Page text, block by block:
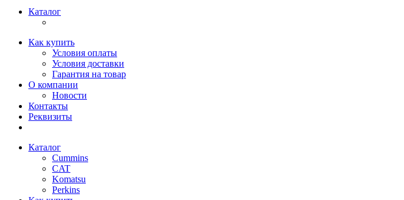
Каталог
Как купить
Условия оплаты
Условия доставки
Гарантия на товар
О компании
Новости
Контакты
Реквизиты
Каталог
Cummins
CAT
Komatsu
Perkins